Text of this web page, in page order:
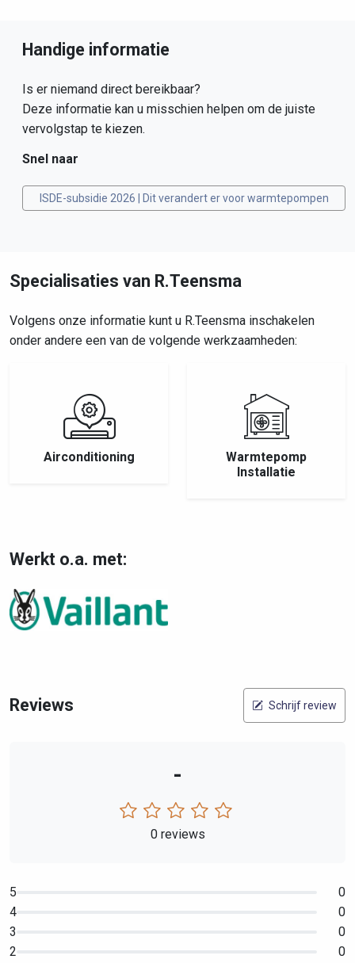
Handige informatie
Is er niemand direct bereikbaar?
Deze informatie kan u misschien helpen om de juiste
vervolgstap te kiezen.
Snel naar
ISDE-subsidie 2026 | Dit verandert er voor warmtepompen
Specialisaties van R.Teensma
Volgens onze informatie kunt u R.Teensma inschakelen
onder andere een van de volgende werkzaamheden:
Airconditioning
Warmtepomp
Installatie
Werkt o.a. met:
Reviews Schrijf review
-
0 reviews
5
0
4
0
3
0
2
0